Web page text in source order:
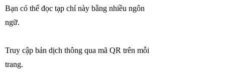
Bạn có thể đọc tạp chí này bằng nhiều ngôn
ngữ.
Truy cập bản dịch thông qua mã QR trên mỗi
trang.